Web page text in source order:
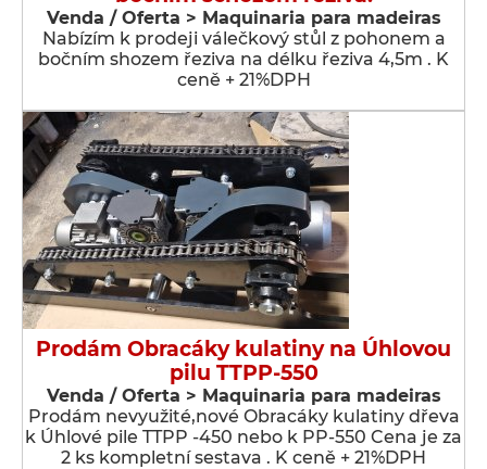
Venda / Oferta > Maquinaria para madeiras
Nabízím k prodeji válečkový stůl z pohonem a
bočním shozem řeziva na délku řeziva 4,5m . K
ceně + 21%DPH
Prodám Obracáky kulatiny na Úhlovou
pilu TTPP-550
Venda / Oferta > Maquinaria para madeiras
Prodám nevyužité,nové Obracáky kulatiny dřeva
k Úhlové pile TTPP -450 nebo k PP-550 Cena je za
2 ks kompletní sestava . K ceně + 21%DPH